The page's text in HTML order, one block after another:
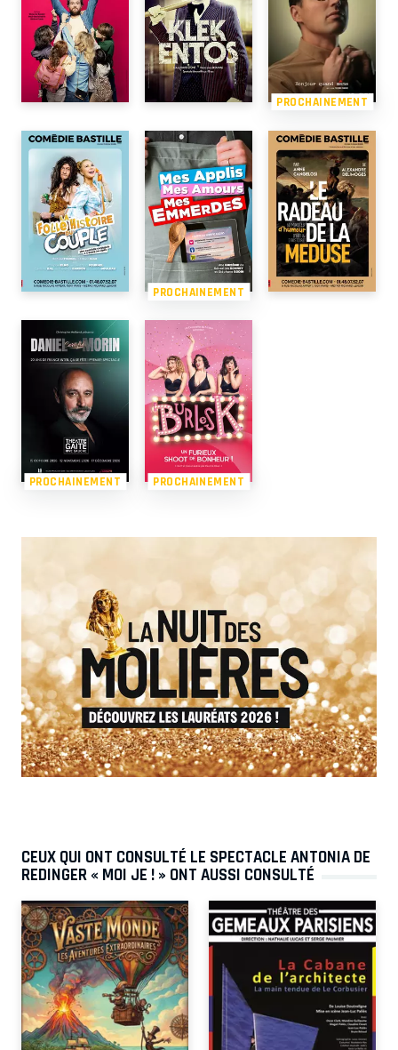
PROCHAINEMENT
PROCHAINEMENT
PROCHAINEMENT PROCHAINEMENT
CEUX QUI ONT CONSULTÉ LE SPECTACLE ANTONIA DE
REDINGER « MOI JE ! » ONT AUSSI CONSULTÉ